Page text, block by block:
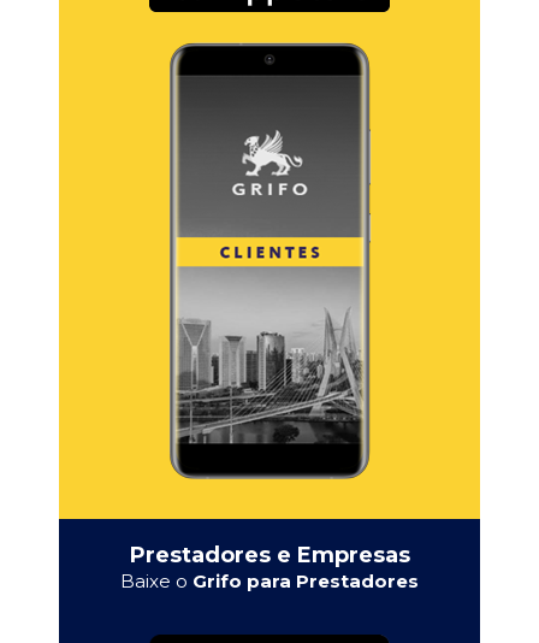
Prestadores e Empresas
Baixe o Grifo para Prestadores